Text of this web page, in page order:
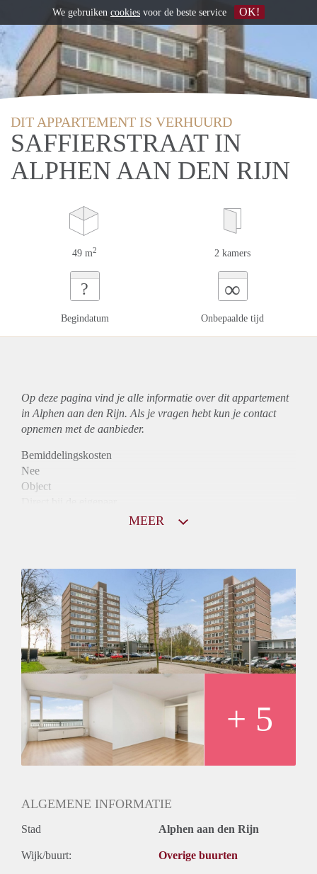
DIT APPARTEMENT IS VERHUURD
SAFFIERSTRAAT IN
ALPHEN AAN DEN RIJN
49 m2 2 kamers
?
Begindatum
∞
Onbepaalde tijd
Op deze pagina vind je alle informatie over ditappartement
in Alphen aan den Rijn. Als je vragen hebt kun je contact
opnemen met de aanbieder.
Bemiddelingskosten
Nee
Object
Huurtoeslag
Mogelijk
Inkomen eis
N.V.T.
Huurtermijn
Onbepaalde termijn
Oplevering
Kaal
MEER
+ 5
ALGEMENE INFORMATIE
Stad Alphen aan den Rijn
Wijk/buurt: Overige buurten
We gebruiken cookies voor de beste service OK!